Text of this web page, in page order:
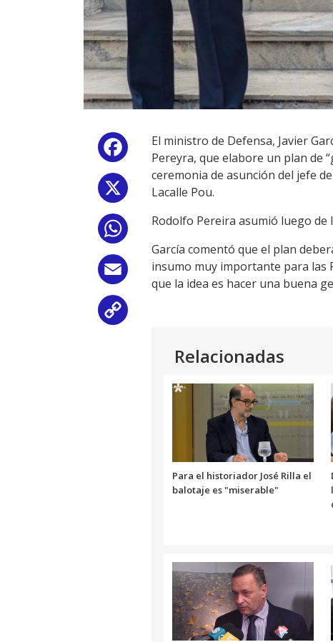
Facebook
Email
El ministro de Defensa, Javier
Pereyra, que elabore un plan de
ceremonia de asunción del jefe
Lacalle Pou.
Rodolfo Pereira asumió luego de
García comentó que el plan
insumo muy importante para las
que la idea es hacer una buena
Relacionadas
Para el historiador José Rilla el
balotaje es "miserable"